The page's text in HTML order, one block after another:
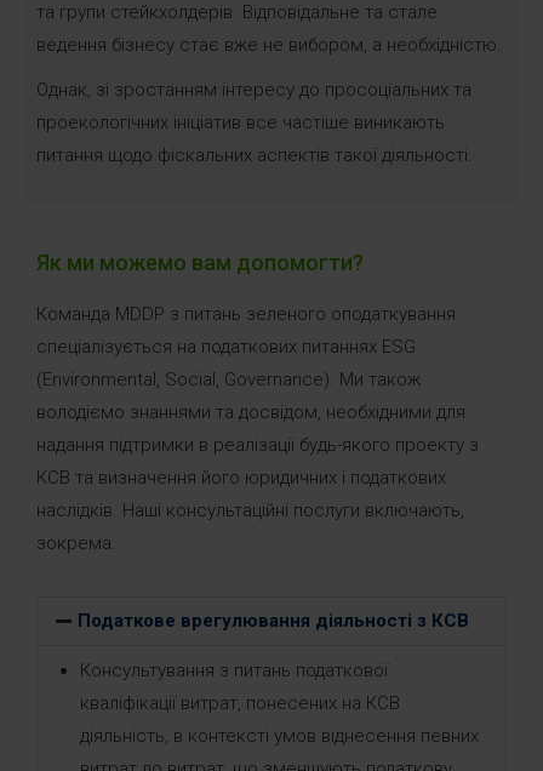
та групи стейкхолдерів. Відповідальне та стале
ведення бізнесу стає вже не вибором, а необхідністю.
Однак, зі зростанням інтересу до просоціальних та
проекологічних ініціатив все частіше виникають
питання щодо фіскальних аспектів такої діяльності.
Як ми можемо вам допомогти?
Команда MDDP з питань зеленого оподаткування
спеціалізується на податкових питаннях ESG
(Environmental, Social, Governance). Ми також
володіємо знаннями та досвідом, необхідними для
надання підтримки в реалізації будь-якого проекту з
КСВ та визначення його юридичних і податкових
наслідків. Наші консультаційні послуги включають,
зокрема:
Податкове врегулювання діяльності з КСВ
Консультування з питань податкової
кваліфікації витрат, понесених на КСВ
діяльність, в контексті умов віднесення певних